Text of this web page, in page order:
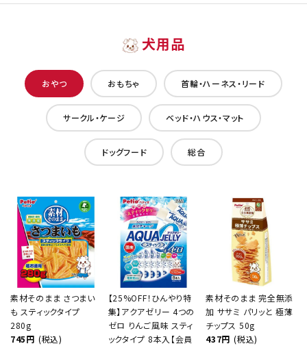
犬用品
おやつ おもちゃ 首輪・ハーネス・リード
サークル・ケージ ベッド・ハウス・マット
ドッグフード 総合
素材そのまま さつまい
も スティックタイプ
280g
745円 (税込)
【25%OFF！ひんやり特
集】アクアゼリー 4つの
ゼロ りんご風味 スティ
ックタイプ 8本入【会員
素材そのまま 完全無添
加 ササミ パリッと 極薄
チップス 50g
437円 (税込)